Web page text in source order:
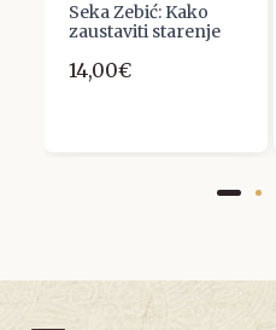
Seka Zebić: Kako
zaustaviti starenje
14,00€